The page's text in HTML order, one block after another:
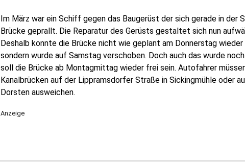
Im März war ein Schiff gegen das Baugerüst der sich gerade in der
Brücke geprallt. Die Reparatur des Gerüsts gestaltet sich nun
Deshalb konnte die Brücke nicht wie geplant am Donnerstag
sondern wurde auf Samstag verschoben. Doch auch das wurde
soll die Brücke ab Montagmittag wieder frei sein. Autofahrer
Kanalbrücken auf der Lippramsdorfer Straße in Sickingmühle oder
Dorsten ausweichen.
Anzeige